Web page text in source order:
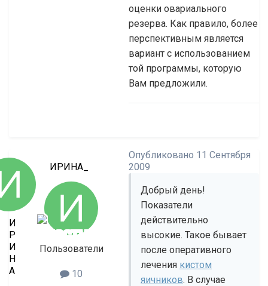
оценки овариального
резерва. Как правило, более
перспективным является
вариант с использованием
той программы, которую
Вам предложили.
И
Р
И
Н
А
ИРИНА_
Пользователи
10
Опубликовано 11 Сентября
2009
Добрый день!
Показатели
действительно
высокие. Такое бывает
после оперативного
лечения кистом
яичников. В случае